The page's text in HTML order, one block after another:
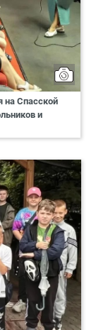
на Спасской
и